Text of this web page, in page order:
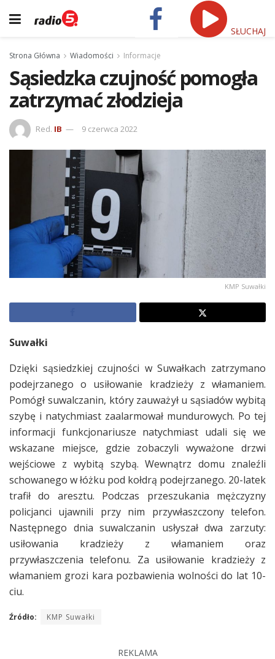
SŁUCHAJ
Strona Główna Wiadomości Informacje
Sąsiedzka czujność pomogła
zatrzymać złodzieja
Red. IB 9 czerwca 2022
KMP Suwałki
Suwałki
Dzięki sąsiedzkiej czujności w Suwałkach zatrzymano
podejrzanego o usiłowanie kradzieży z włamaniem.
Pomógł suwalczanin, który zauważył u sąsiadów wybitą
szybę i natychmiast zaalarmował mundurowych. Po tej
informacji funkcjonariusze natychmiast udali się we
wskazane miejsce, gdzie zobaczyli wyważone drzwi
wejściowe z wybitą szybą. Wewnątrz domu znaleźli
schowanego w łóżku pod kołdrą podejrzanego. 20-latek
trafił do aresztu. Podczas przeszukania mężczyzny
policjanci ujawnili przy nim przywłaszczony telefon.
Następnego dnia suwalczanin usłyszał dwa zarzuty:
usiłowania kradzieży z włamaniem oraz
przywłaszczenia telefonu. Za usiłowanie kradzieży z
włamaniem grozi kara pozbawienia wolności do lat 10-
ciu.
Źródło: KMP Suwałki
REKLAMA